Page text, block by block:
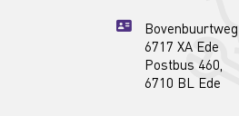
Bovenbuurtweg
6717 XA Ede
Postbus 460,
6710 BL Ede